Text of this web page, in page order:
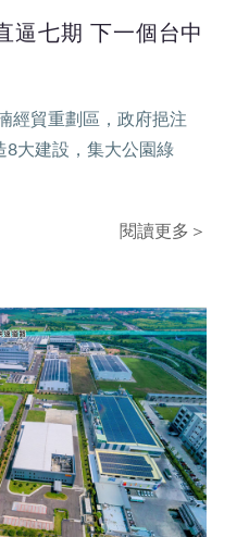
逼七期 下一個台中
經貿重劃區，政府挹注
8大建設，集大公園綠
閱讀更多＞